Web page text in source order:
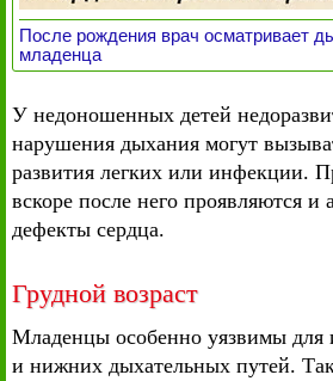
После рождения врач осматривает
младенца
У недоношенных детей
нарушения дыхания могут
развития легких или инфекции.
вскоре после него проявляются и
дефекты сердца.
Грудной возраст
Младенцы особенно уязвимы для
и нижних дыхательных путей.